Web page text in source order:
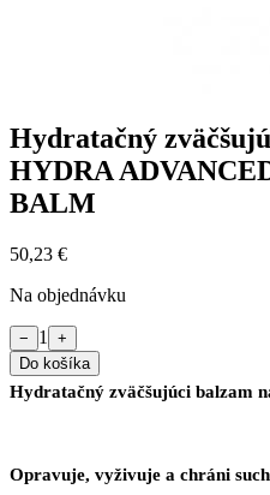
Hydratačný
HYDRA
BALM
50,23 €
Na objednávku
− 1
+
Do košíka
Hydratačný zväčšujúci balzam
Opravuje, vyživuje a chráni